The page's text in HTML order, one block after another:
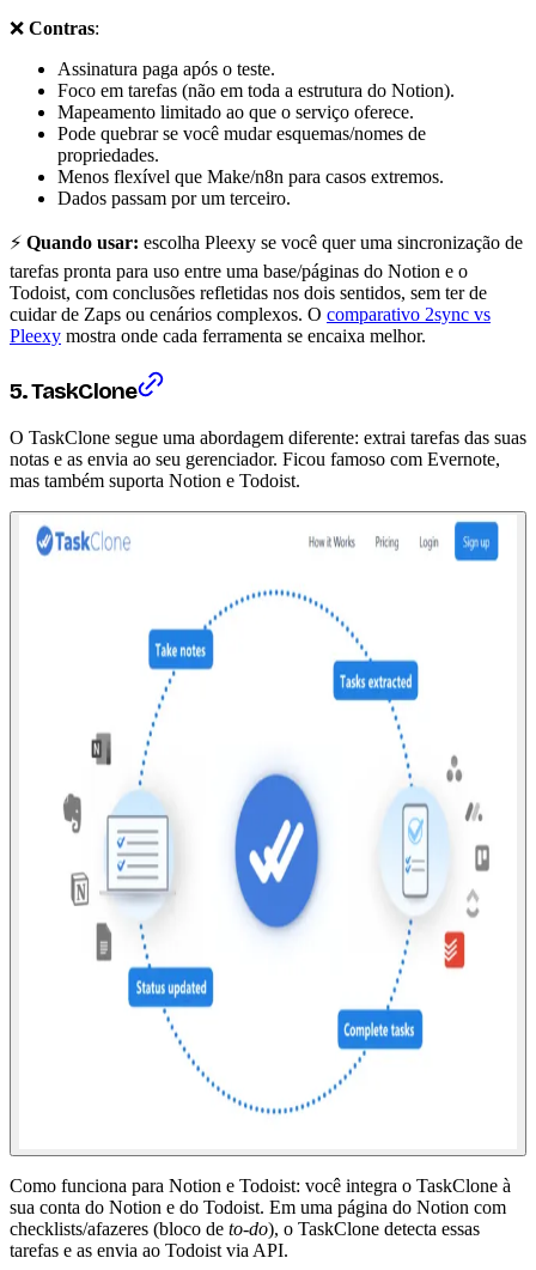
❌ Contras:
Assinatura paga após o teste.
Foco em tarefas (não em toda a estrutura do Notion).
Mapeamento limitado ao que o serviço oferece.
Pode quebrar se você mudar esquemas/nomes de
propriedades.
Menos flexível que Make/n8n para casos extremos.
Dados passam por um terceiro.
⚡ Quando usar: escolha Pleexy se você quer uma sincronização de
tarefas pronta para uso entre uma base/páginas do Notion e o
Todoist, com conclusões refletidas nos dois sentidos, sem ter de
cuidar de Zaps ou cenários complexos. O comparativo 2sync vs
Pleexy mostra onde cada ferramenta se encaixa melhor.
5. TaskClone
O TaskClone segue uma abordagem diferente: extrai tarefas das suas
notas e as envia ao seu gerenciador. Ficou famoso com Evernote,
mas também suporta Notion e Todoist.
Como funciona para Notion e Todoist: você integra o TaskClone à
sua conta do Notion e do Todoist. Em uma página do Notion com
checklists/afazeres (bloco de to-do), o TaskClone detecta essas
tarefas e as envia ao Todoist via API.